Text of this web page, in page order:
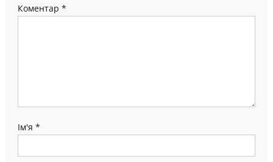
Коментар *
Ім'я *